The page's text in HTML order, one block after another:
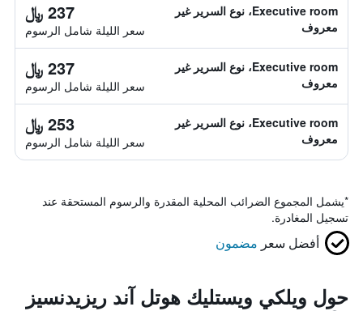
Executive room، نوع السرير غير
معروف
237 ﷼
سعر الليلة شامل الرسوم
Executive room، نوع السرير غير
معروف
237 ﷼
سعر الليلة شامل الرسوم
Executive room، نوع السرير غير
معروف
253 ﷼
سعر الليلة شامل الرسوم
*يشمل المجموع الضرائب المحلية المقدرة والرسوم المستحقة عند
تسجيل المغادرة.
أفضل سعر مضمون
حول ويلكي ويستليك هوتل آند ريزيدنسيز